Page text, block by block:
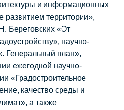
и информационных
развитием территории»,
Береговских «От
научно-
Генеральный план»,
ежегодной научно-
«Градостроительное
качество среды и
а также